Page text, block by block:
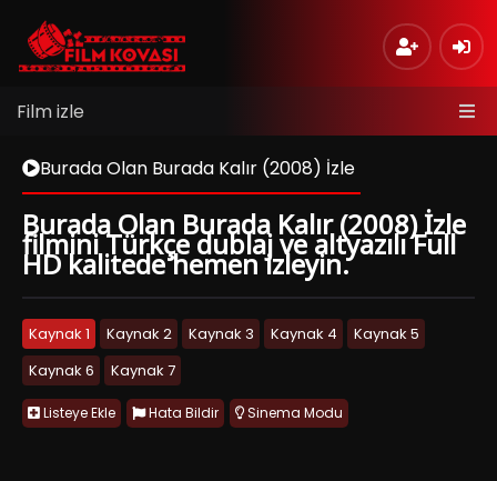
Film izle
Burada Olan Burada Kalır (2008) İzle
Burada Olan Burada Kalır (2008) İzle
filmini Türkçe dublaj ve altyazılı Full
HD kalitede hemen izleyin.
Kaynak 1 Kaynak 2 Kaynak 3 Kaynak 4
Kaynak 5
Kaynak 6
Kaynak 7
Listeye Ekle Hata Bildir Sinema Modu